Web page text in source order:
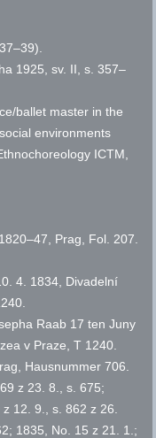
1925,sv. II, s. 357–
ballet master in the
environments
ICTM,
Prag, Fol. 207.
4. 1834, Divadelní
Raab 17 ten Juny
v Praze, T 1240.
Hausnummer 706.
z 23. 8., s. 675;
z 12. 9., s. 862 z 26.
1835, No. 15 z 21. 1.;